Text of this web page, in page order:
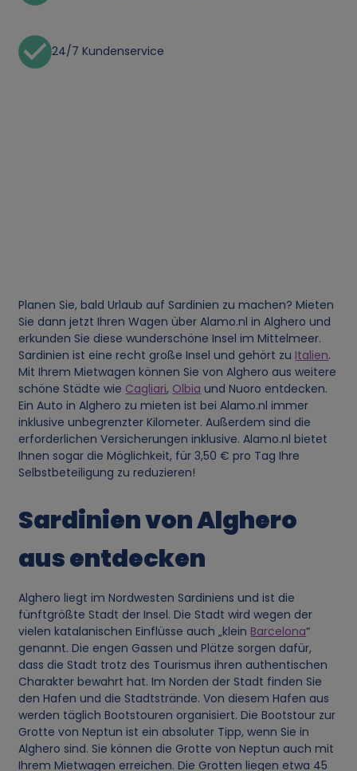
24/7 Kundenservice
Planen Sie, bald Urlaub auf Sardinien zu machen? Mieten
Sie dann jetzt Ihren Wagen über Alamo.nl in Alghero und
erkunden Sie diese wunderschöne Insel im Mittelmeer.
Sardinien ist eine recht große Insel und gehört zu Italien.
Mit Ihrem Mietwagen können Sie von Alghero aus weitere
schöne Städte wie Cagliari, Olbia und Nuoro entdecken.
Ein Auto in Alghero zu mieten ist bei Alamo.nl immer
inklusive unbegrenzter Kilometer. Außerdem sind die
erforderlichen Versicherungen inklusive. Alamo.nl bietet
Ihnen sogar die Möglichkeit, für 3,50 € pro Tag Ihre
Selbstbeteiligung zu reduzieren!
Sardinien von Alghero
aus entdecken
Alghero liegt im Nordwesten Sardiniens und ist die
fünftgrößte Stadt der Insel. Die Stadt wird wegen der
vielen katalanischen Einflüsse auch „klein Barcelona“
genannt. Die engen Gassen und Plätze sorgen dafür,
dass die Stadt trotz des Tourismus ihren authentischen
Charakter bewahrt hat. Im Norden der Stadt finden Sie
den Hafen und die Stadtstrände. Von diesem Hafen aus
werden täglich Bootstouren organisiert. Die Bootstour zur
Grotte von Neptun ist ein absoluter Tipp, wenn Sie in
Alghero sind. Sie können die Grotte von Neptun auch mit
Ihrem Mietwagen erreichen. Die Grotten liegen etwa 45